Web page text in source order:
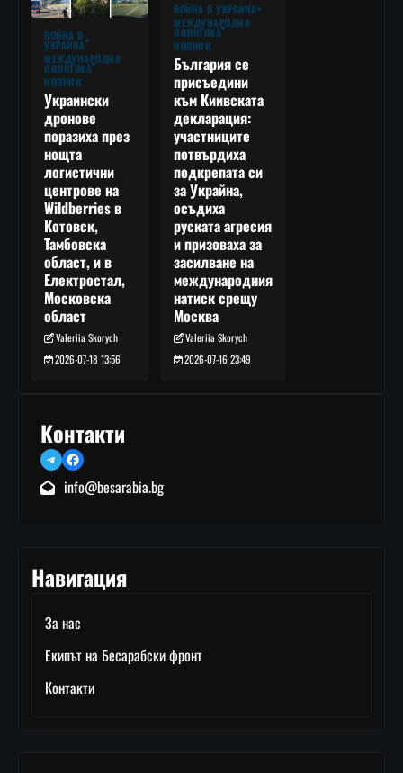
ВОЙНА В
УКРАЙНА
МЕЖДУНАРОДНА
ПОЛИТИКА
НОВИНИ
Украински
дронове
поразиха през
нощта
логистични
центрове на
Wildberries в
Котовск,
Тамбовска
област, и в
Електростал,
Московска
област
Valeriia Skorych
2026-07-18 13:56
ВОЙНА В УКРАЙНА
МЕЖДУНАРОДНА
ПОЛИТИКА
НОВИНИ
България се
присъедини
към Киивската
декларация:
участниците
потвърдиха
подкрепата си
за Украйна,
осъдиха
руската агресия
и призоваха за
засилване на
международния
натиск срещу
Москва
Valeriia Skorych
2026-07-16 23:49
Контакти
TelegramFacebook
info@besarabia.bg
Навигация
За нас
Екипът на Бесарабски фронт
Контакти